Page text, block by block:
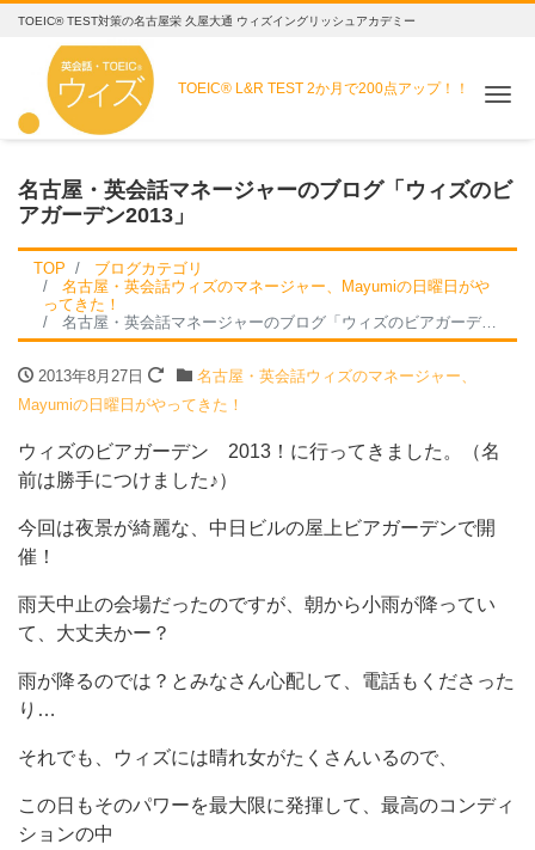
TOEIC® TEST対策の名古屋栄 久屋大通 ウィズイングリッシュアカデミー
TOEIC® L&R TEST2か月で200点アップ！！
名古屋・英会話マネージャーのブログ「ウィズのビ
アガーデン2013」
TOP
ブログカテゴリ
名古屋・英会話ウィズのマネージャー、Mayumiの日曜日がや
ってきた！
名古屋・英会話マネージャーのブログ「ウィズのビアガーデン2013」
2013年8月27日
名古屋・英会話ウィズのマネージャー、
Mayumiの日曜日がやってきた！
ウィズのビアガーデン 2013！に行ってきました。（名
前は勝手につけました♪）
今回は夜景が綺麗な、中日ビルの屋上ビアガーデンで開
催！
雨天中止の会場だったのですが、朝から小雨が降ってい
て、大丈夫かー？
雨が降るのでは？とみなさん心配して、電話もくださった
り…
それでも、ウィズには晴れ女がたくさんいるので、
この日もそのパワーを最大限に発揮して、最高のコンディ
ションの中